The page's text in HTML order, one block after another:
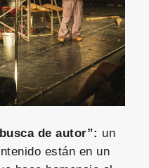
de autor”: un
están en un